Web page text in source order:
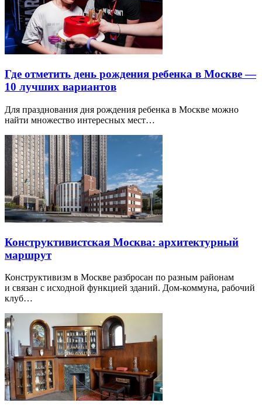
Где отметить день рождения ребенка в Москве —
10 лучших вариантов
Для празднования дня рождения ребенка в Москве можно
найти множество интересных мест…
Конструктивистская Москва: архитектурный
маршрут
Конструктивизм в Москве разбросан по разным районам
и связан с исходной функцией зданий. Дом-коммуна, рабочий
клуб…